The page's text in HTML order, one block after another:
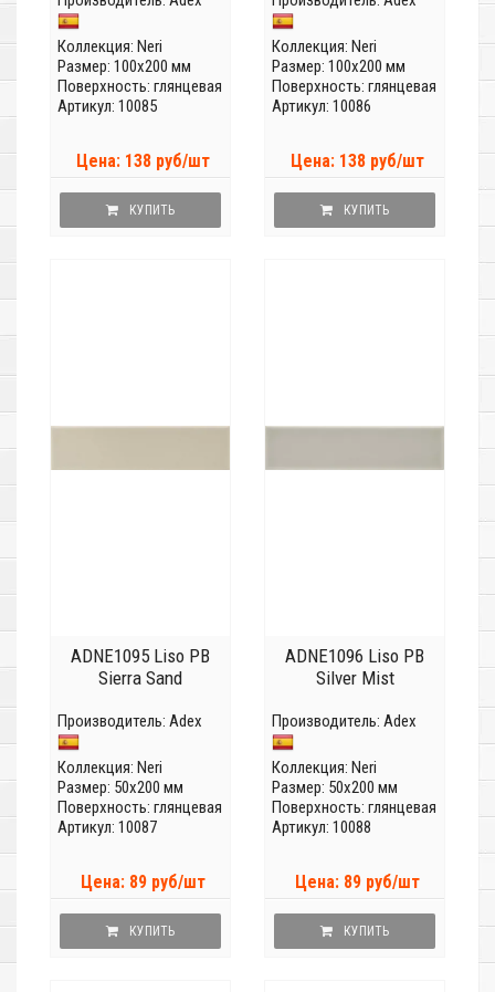
Коллекция: Neri
Размер: 100x200 мм
Поверхность: глянцевая
Артикул: 10085
Цена: 138 руб/шт
КУПИТЬ
Коллекция: Neri
Размер: 100x200 мм
Поверхность: глянцевая
Артикул: 10086
Цена: 138 руб/шт
КУПИТЬ
ADNE1095 Liso PB
Sierra Sand
Производитель: Adex
Коллекция: Neri
Размер: 50x200 мм
Поверхность: глянцевая
Артикул: 10087
Цена: 89 руб/шт
КУПИТЬ
ADNE1096 Liso PB
Silver Mist
Производитель: Adex
Коллекция: Neri
Размер: 50x200 мм
Поверхность: глянцевая
Артикул: 10088
Цена: 89 руб/шт
КУПИТЬ